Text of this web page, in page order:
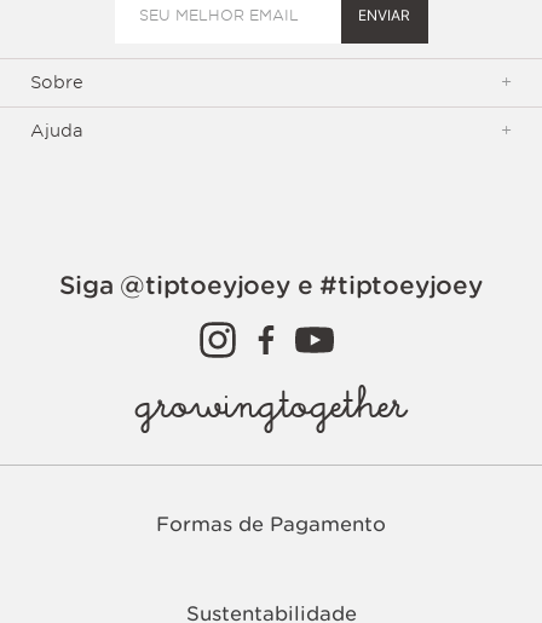
ENVIAR
Sobre +
Ajuda +
Siga @tiptoeyjoey e #tiptoeyjoey
growingtogether
Formas de Pagamento
Sustentabilidade